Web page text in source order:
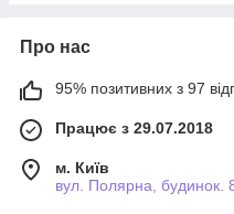
Про нас
95% позитивних з 97
Працює з 29.07.2018
м. Київ
вул. Полярна, будинок.